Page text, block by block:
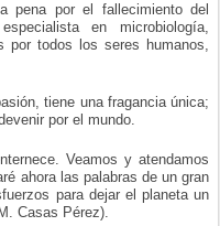
pena por el fallecimiento del
en microbiología,
por todos los seres humanos,
tiene una fragancia única;
por el mundo.
Veamos y atendamos
ahora las palabras de un gran
para dejar el planeta un
Casas Pérez).